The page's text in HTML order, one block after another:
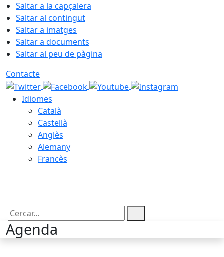
Saltar a la capçalera
Saltar al contingut
Saltar a imatges
Saltar a documents
Saltar al peu de pàgina
Contacte
Idiomes
Català
Castellà
Anglès
Alemany
Francès
Cercar:
Agenda